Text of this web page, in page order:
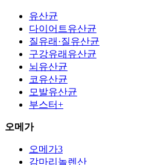
유산균
다이어트유산균
질유래·질유산균
구강유래유산균
뇌유산균
코유산균
모발유산균
부스터+
오메가
오메가3
감마리놀렌산